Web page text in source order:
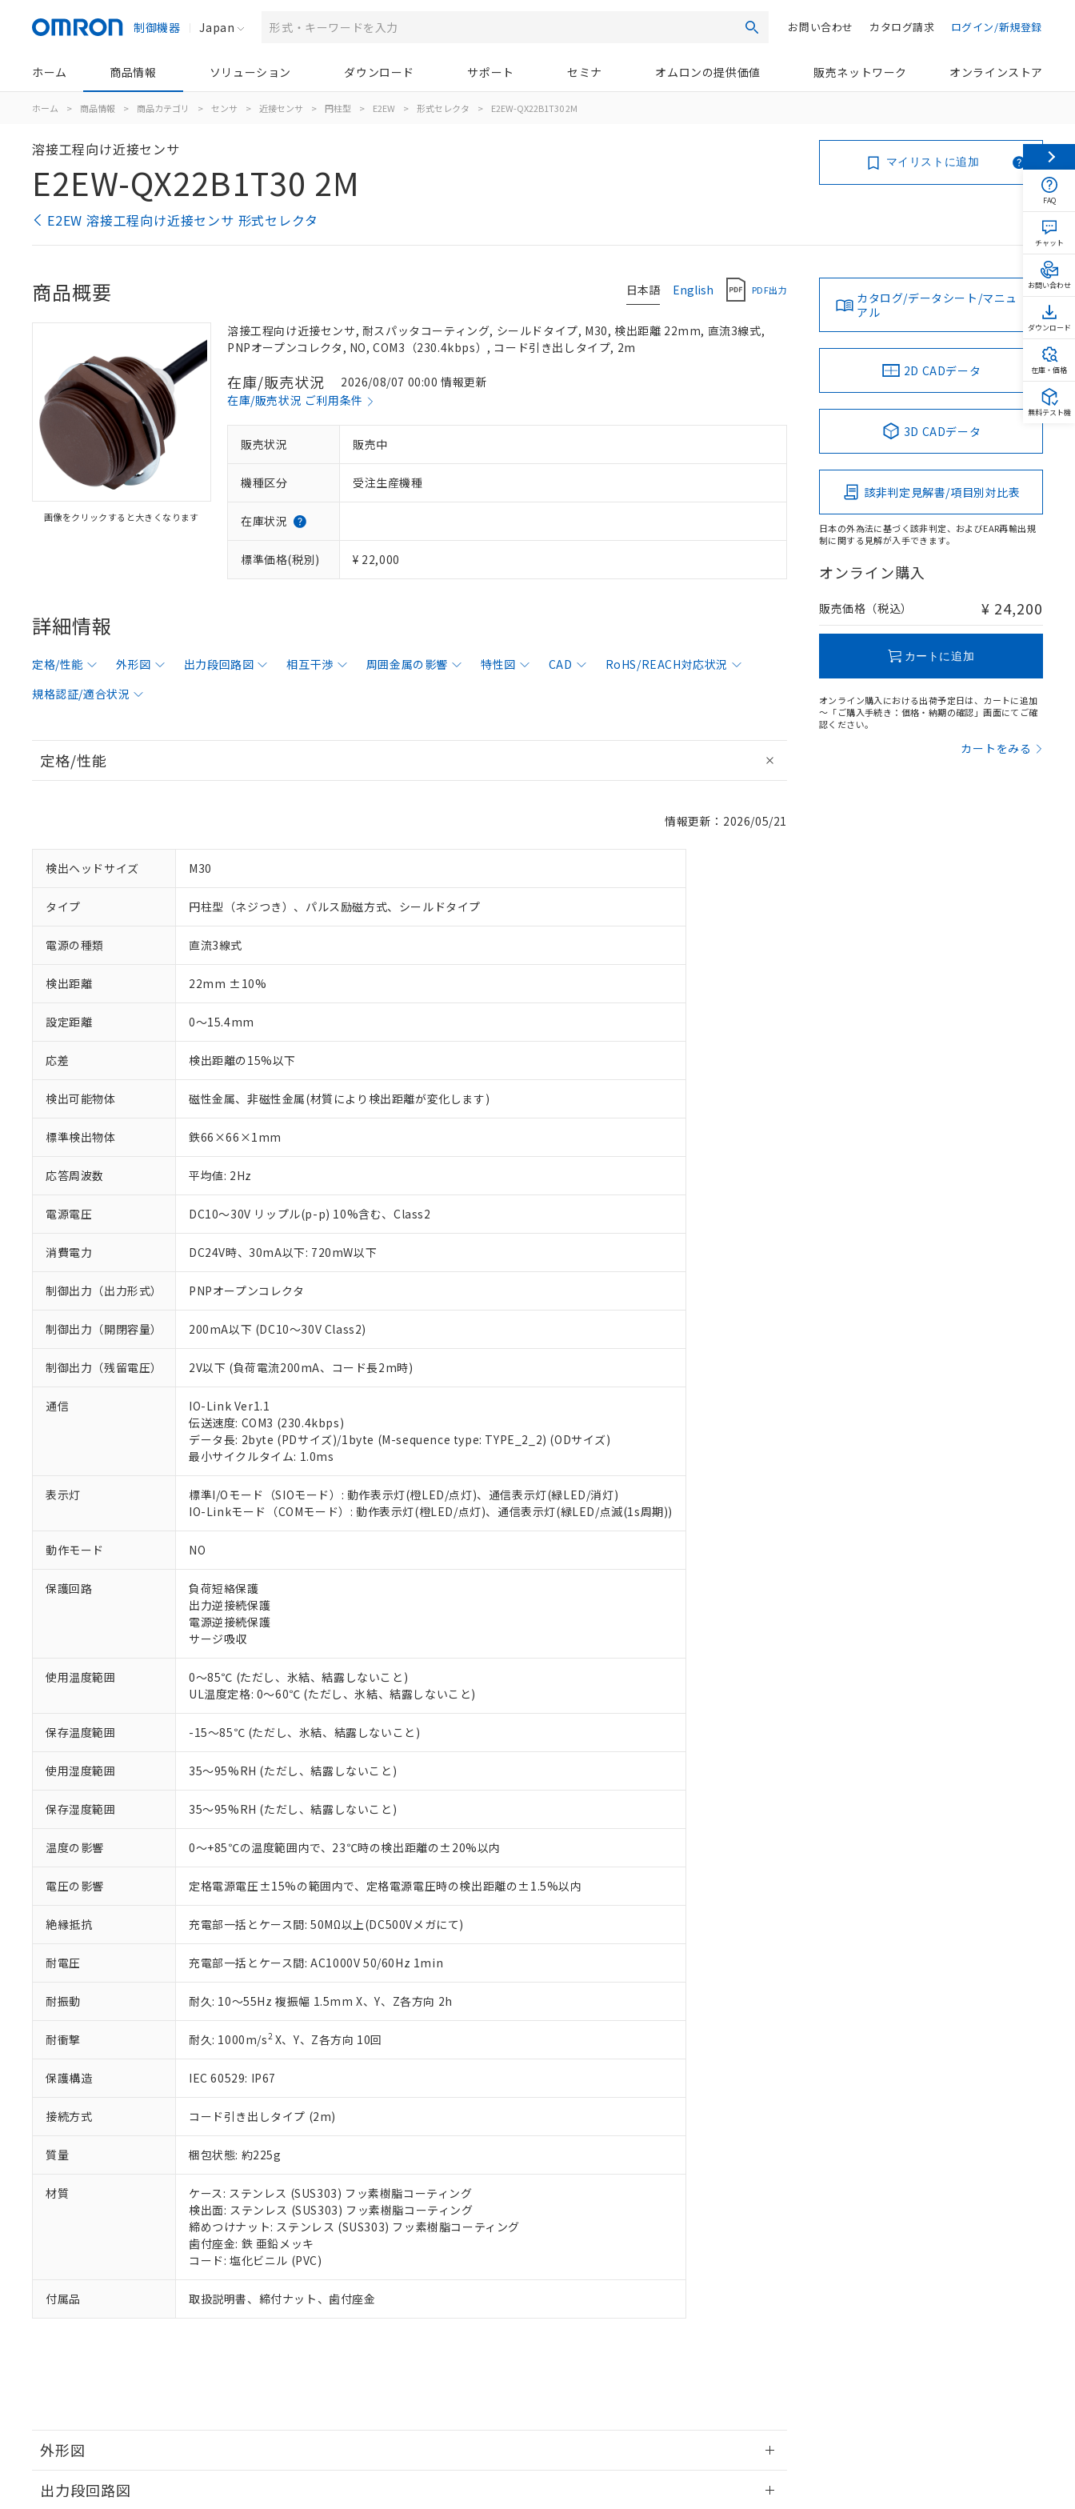
制御機器 Japan 検索 ログイン/新規登録
カタログ請求
お問い合わせ
ホーム 商品情報 ソリューション ダウンロード サポート セミナ オムロンの提供価値 販売ネットワーク オンラインストア
ホーム > 商品情報 > 商品カテゴリ > センサ > 近接センサ > 円柱型 > E2EW > 形式セレクタ > E2EW-QX22B1T30 2M
溶接工程向け近接センサ
E2EW-QX22B1T30 2M
E2EW 溶接工程向け近接センサ 形式セレクタ
マイリストに追加
日本語 English PDF出力
商品概要
画像をクリックすると大きくなります
溶接工程向け近接センサ, 耐スパッタコーティング, シールドタイプ, M30, 検出距離 22mm, 直流3線式,
PNPオープンコレクタ, NO, COM3（230.4kbps）, コード引き出しタイプ, 2m
在庫/販売状況
2026/08/07 00:00 情報更新
在庫/販売状況 ご利用条件
販売状況 販売中
機種区分 受注生産機種
在庫状況
標準価格(税別) ¥ 22,000
詳細情報
定格/性能 外形図 出力段回路図 相互干渉 周囲金属の影響 特性図 CAD
RoHS/REACH対応状況
規格認証/適合状況
定格/性能
情報更新：2026/05/21
検出ヘッドサイズ M30
タイプ 円柱型（ネジつき）、パルス励磁方式、シールドタイプ
電源の種類 直流3線式
検出距離 22mm ±10%
設定距離 0～15.4mm
応差 検出距離の15%以下
検出可能物体 磁性金属、非磁性金属(材質により検出距離が変化します)
標準検出物体 鉄66×66×1mm
応答周波数 平均値: 2Hz
電源電圧 DC10～30V リップル(p-p) 10%含む、Class2
消費電力 DC24V時、30mA以下: 720mW以下
制御出力（出力形式） PNPオープンコレクタ
制御出力（開閉容量） 200mA以下 (DC10～30V Class2)
制御出力（残留電圧） 2V以下 (負荷電流200mA、コード長2m時)
通信
IO-Link Ver1.1
伝送速度: COM3 (230.4kbps)
データ長: 2byte (PDサイズ)/1byte (M-sequence type: TYPE_2_2) (ODサイズ)
最小サイクルタイム: 1.0ms
表示灯
標準I/Oモード（SIOモード）: 動作表示灯(橙LED/点灯)、通信表示灯(緑LED/消灯)
IO-Linkモード（COMモード）: 動作表示灯(橙LED/点灯)、通信表示灯(緑LED/点滅(1s周期))
動作モード NO
保護回路
負荷短絡保護
出力逆接続保護
電源逆接続保護
サージ吸収
使用温度範囲
0～85℃ (ただし、氷結、結露しないこと)
UL温度定格: 0～60℃ (ただし、氷結、結露しないこと)
保存温度範囲 -15～85℃ (ただし、氷結、結露しないこと)
使用湿度範囲 35～95%RH (ただし、結露しないこと)
保存湿度範囲 35～95%RH (ただし、結露しないこと)
温度の影響 0～+85℃の温度範囲内で、23℃時の検出距離の±20%以内
電圧の影響 定格電源電圧±15%の範囲内で、定格電源電圧時の検出距離の±1.5%以内
絶縁抵抗 充電部一括とケース間: 50MΩ以上(DC500Vメガにて)
耐電圧 充電部一括とケース間: AC1000V 50/60Hz 1min
耐振動 耐久: 10～55Hz 複振幅 1.5mm X、Y、Z各方向 2h
耐衝撃 耐久: 1000m/s2X、Y、Z各方向 10回
保護構造 IEC 60529: IP67
接続方式 コード引き出しタイプ (2m)
質量 梱包状態: 約225g
材質
ケース: ステンレス (SUS303) フッ素樹脂コーティング
検出面: ステンレス (SUS303) フッ素樹脂コーティング
締めつけナット: ステンレス (SUS303) フッ素樹脂コーティング
歯付座金: 鉄 亜鉛メッキ
コード: 塩化ビニル (PVC)
付属品 取扱説明書、締付ナット、歯付座金
外形図
出力段回路図
カタログ/データシート/マニュ
アル
2D CADデータ
3D CADデータ
該非判定見解書/項目別対比表
日本の外為法に基づく該非判定、およびEAR再輸出規
制に関する見解が入手できます。
オンライン購入
販売価格（税込） ¥ 24,200
カートに追加
オンライン購入における出荷予定日は、カートに追加
～「ご購入手続き：価格・納期の確認」画面にてご確
認ください。
カートをみる
ご利用条件
本サービスは、当社制御機器事業取扱商品の当社在庫状況および標準価格(税抜)を提供させていただ
い。
正式な納期状況および標準価格はお客様のお取引先、またはお客様担当のオムロン制御機器販売店・
当社販売員にご相談ください。
オムロン制御機器販売店や当社販売拠点は「
す。
マイパーツ機能（部品リスト作成サービス）をご利用いただくには、I-Webメンバーズにご登録され
ている必要があります。
お客様が当ウェブサイト上で当社にご登録された部品リストについて、当社および当社の共同利用者
が、当社の製品・サービスに関するお客様との取引・商談に必要な範囲で利用することをご了承くだ
※当社の共同利用者とは、"個人情報の共同利用に関して"
いる法人を指します。
※1 対応状況
対応済み：EU RoHS指令（10物質）の非含有に対応した製品が提供可能な商品です。
対応予定：EU RoHS指令（10物質）の非含有に対応した製品に切り替える予定のある商品です。
調査・確認中：EU RoHS指令（10物質）の非含有の対応状況を調査中または確認中の商品です。
非該当品：ライセンス料など無形物で、有害物質有無と関係のない商品です。
仕入先様の事情により、非含有部品としていたものが、含有品と判明した場合などやむを得ず変更すること
*EU RoHS指令（10物質）：
鉛(Pb) 1000ppm以下、 水銀(Hg) 1000ppm以下、 カドミウム(Cd) 100ppm以下、
六価クロム(Cr(Ⅵ)) 1000ppm以下、ポリ臭化ビフェニル類(PBB) 1000ppm以下、ポリ臭化ジフェニルエーテル類(PBDE) 1000ppm以下、
フタル酸ビス(2-エチルヘキシル) (DEHP)(別名：DOP) 1000ppm以下、フタル酸ブチルベンジル（BBP） 1000ppm以下、フタル酸ジブチ
ル（DBP） 1000ppm以下、フタル酸ジイソブチル (DIBP) 1000ppm以下
但し、RoHS指令で産業用監視および制御機器に対する適用除外項目は除く。
※2 対応予定月
部品在庫の切り替え状況などにより、予定月が前後することがあります。
※3 非含有証明書ダウンロード
下記の非含有証明書をダウンロードすることができます。
※本証明書は発行日時点で非含有を証明するもので、過去に遡って非含有を証明するものではありません。
また、RoHS指令のフタル酸エステル類４物質の対応では、対応完了までの期間は出荷製品に未対応品が
混在することから備考欄に対応日を記載しておりました。
既に当社にて対応品への在庫切替を完了していることから、特段のことがない限り、2022年1月12日よ
り割愛しております。
※1 中国RoHS○×表
「×」：最大均質材料含有率が中国RoHSの基準値を超えていることを示します。
「－」：未確認です。当社販売部門へお問い合わせください。
*中国RoHS10物質の基準値 (GB/T26572)：
Pb(鉛) :1000ppm、 Hg(水銀) : 1000ppm、 Cd(カドミウム) : 100ppm、
※2 環境保護使用期限
「ｅ」：有害物質（10物質）のすべてが基準値以下であることを示します。
味します。
「－」：未確認です。当社販売部門へお問い合わせください。
当社は、これら貴社製品のうち、外国為替および外国貿易法に定める商品（以下｢規制貨物等」とい
当社は貴社製品を、核兵器、ミサイル、化学兵器、生物兵器またはその他武器並びにこれらの製造装
置等に一切使用いたしません。
当社は、貴社製品を第三者に販売する場合は、上記1、2および3の内容を当該第三者に通知します。
たしません。
△ 一定数には満たないが在庫あり
－
在庫なし(最新の在庫状況については、お客様のお取引先、またはお客様担当のオムロン制御
白
FAQ
チャット
お問い合わせ
ダウンロード
在庫・価格
無料テスト機